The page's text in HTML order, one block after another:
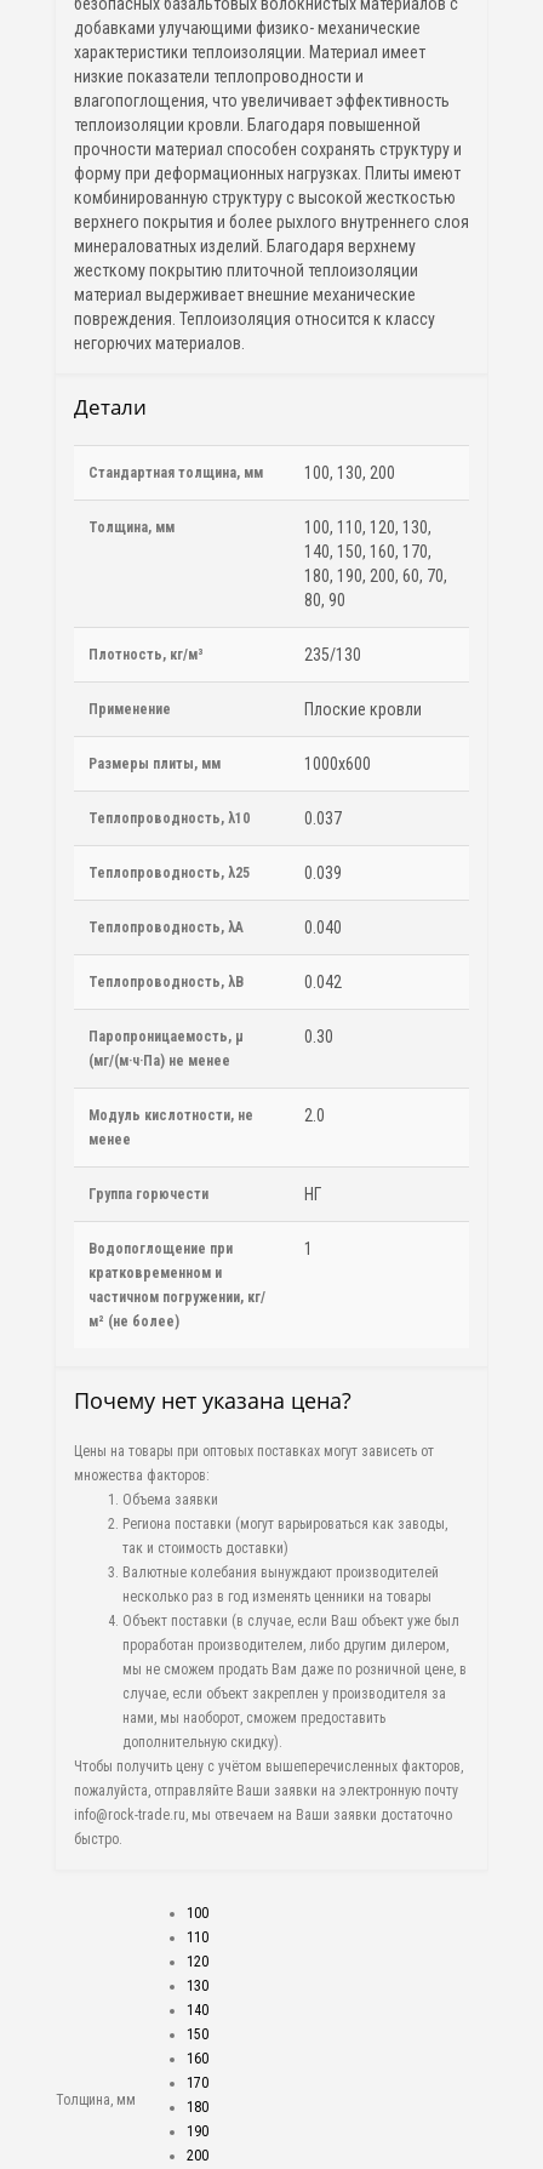
безопасных базальтовых волокнистых материалов с
добавками улучающими физико- механические
характеристики теплоизоляции. Материал имеет
низкие показатели теплопроводности и
влагопоглощения, что увеличивает эффективность
теплоизоляции кровли. Благодаря повышенной
прочности материал способен сохранять структуру и
форму при деформационных нагрузках. Плиты имеют
комбинированную структуру с высокой жесткостью
верхнего покрытия и более рыхлого внутреннего слоя
минераловатных изделий. Благодаря верхнему
жесткому покрытию плиточной теплоизоляции
материал выдерживает внешние механические
повреждения. Теплоизоляция относится к классу
негорючих материалов.
Детали
Стандартная толщина, мм 100, 130, 200
Толщина, мм
100, 110, 120, 130,
140, 150, 160, 170,
180, 190, 200, 60, 70,
80, 90
Плотность, кг/м³ 235/130
Применение Плоские кровли
Размеры плиты, мм 1000х600
Теплопроводность, λ10 0.037
Теплопроводность, λ25 0.039
Теплопроводность, λA 0.040
Теплопроводность, λB 0.042
Паропроницаемость, μ
(мг/(м·ч·Па) не менее
0.30
Модуль кислотности, не
менее
2.0
Группа горючести НГ
Водопоглощение при
кратковременном и
частичном погружении, кг/
м² (не более)
1
Почему нет указана цена?
Цены на товары при оптовых поставках могут зависеть от
множества факторов:
Объема заявки
Региона поставки (могут варьироваться как заводы,
так и стоимость доставки)
Валютные колебания вынуждают производителей
несколько раз в год изменять ценники на товары
Объект поставки (в случае, если Ваш объект уже был
проработан производителем, либо другим дилером,
мы не сможем продать Вам даже по розничной цене, в
случае, если объект закреплен у производителя за
нами, мы наоборот, сможем предоставить
дополнительную скидку).
Чтобы получить цену с учётом вышеперечисленных факторов,
пожалуйста, отправляйте Ваши заявки на электронную почту
info@rock-trade.ru, мы отвечаем на Ваши заявки достаточно
быстро.
Толщина, мм
100
110
120
130
140
150
160
170
180
190
200